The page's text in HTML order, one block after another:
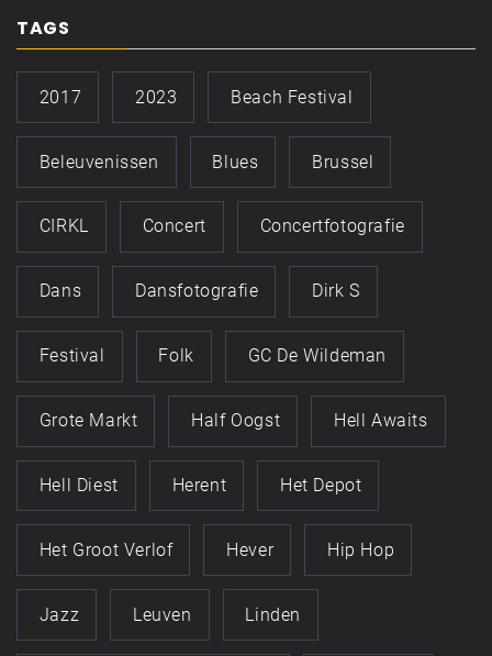
TAGS
2017 2023 Beach Festival
Beleuvenissen Blues Brussel
CIRKL Concert Concertfotografie
Dans Dansfotografie Dirk S
Festival Folk GC De Wildeman
Grote Markt Half Oogst Hell Awaits
Hell Diest Herent Het Depot
Het Groot Verlof Hever Hip Hop
Jazz Leuven Linden